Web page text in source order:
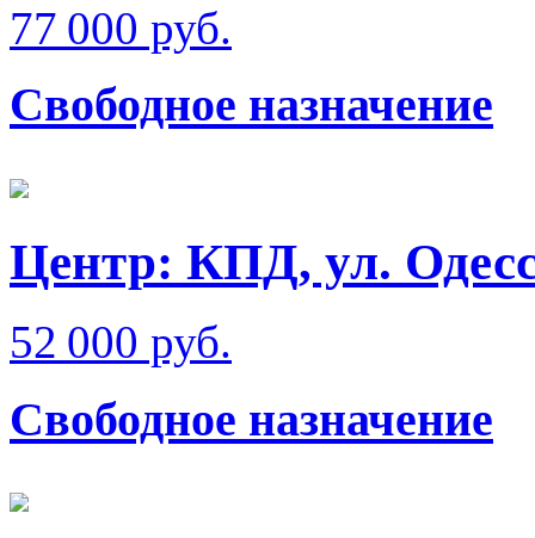
77 000 руб.
Свободное назначение
Центр: КПД, ул.
52 000 руб.
Свободное назначение